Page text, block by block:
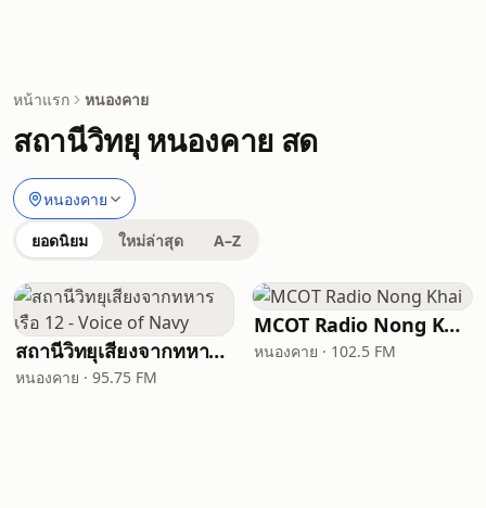
หน้าแรก หนองคาย
สถานีวิทยุ หนองคาย สด
หนองคาย
ยอดนิยม ใหม่ล่าสุด A–Z
สถานีวิทยุเสียงจากทหารเรือ 12 - Voice of Navy
หนองคาย · 95.75 FM
MCOT Radio Nong Khai
หนองคาย · 102.5 FM